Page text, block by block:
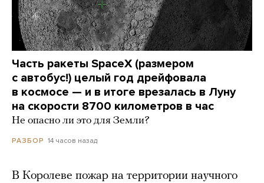
Часть ракеты SpaceX (размером
с автобус!) целый год дрейфовала
в космосе — и в итоге врезалась в Луну
на скорости 8700 километров в час
Не опасно ли это для Земли?
РАЗБОР 14 часов назад
В Королеве пожар на территории научного